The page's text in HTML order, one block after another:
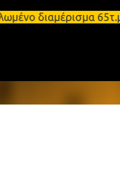
περιεχόμενο